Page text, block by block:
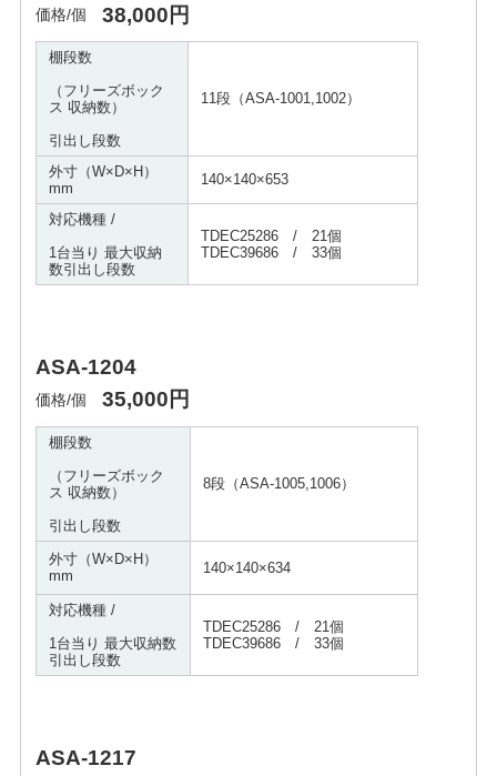
価格/個 38,000円
棚段数
（フリーズボック
ス 収納数）
引出し段数
11段（ASA-1001,1002）
外寸（W×D×H）
mm
140×140×653
対応機種 /
1台当り 最大収納
数引出し段数
TDEC25286 / 21個
TDEC39686 / 33個
ASA-1204
価格/個 35,000円
棚段数
（フリーズボック
ス 収納数）
引出し段数
8段（ASA-1005,1006）
外寸（W×D×H）
mm
140×140×634
対応機種 /
1台当り 最大収納数
引出し段数
TDEC25286 / 21個
TDEC39686 / 33個
ASA-1217